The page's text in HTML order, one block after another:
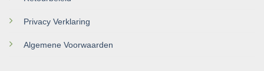
Privacy Verklaring
Algemene Voorwaarden